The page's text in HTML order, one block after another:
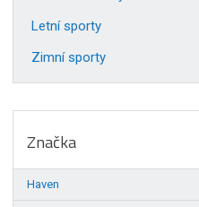
Letní sporty
Zimní sporty
Značka
Haven